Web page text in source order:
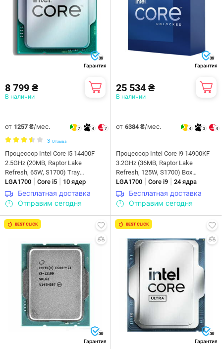
36
Гарантия
8 799 ₴
В наличии
от 1257 ₴/мес. 7 4 7
3 Отзыва
Процессор Intel Core i5 14400F
2.5GHz (20MB, Raptor Lake
Refresh, 65W, S1700) Tray
(CM8071504821113)
LGA1700 Core i5 10 ядер
Бесплатная доставка
Отправим сегодня
36
Гарантия
25 534 ₴
В наличии
от 6384 ₴/мес. 4 3 4
Процессор Intel Core i9 14900KF
3.2GHz (36MB, Raptor Lake
Refresh, 125W, S1700) Box
(BX8071514900KF)
LGA1700 Core i9 24 ядра
Бесплатная доставка
Отправим сегодня
BEST CLICK
36
Гарантия
BEST CLICK
36
Гарантия